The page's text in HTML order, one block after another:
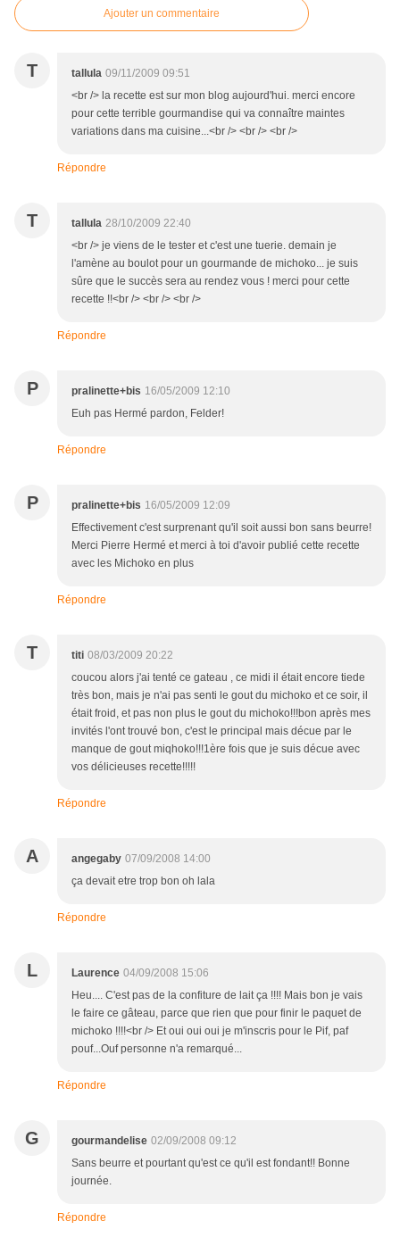
Ajouter un commentaire
T tallula 09/11/2009 09:51
<br /> la recette est sur mon blog aujourd'hui. merci encore
pour cette terrible gourmandise qui va connaître maintes
variations dans ma cuisine...<br /> <br /> <br />
Répondre
T tallula 28/10/2009 22:40
<br /> je viens de le tester et c'est une tuerie. demain je
l'amène au boulot pour un gourmande de michoko... je suis
sûre que le succès sera au rendez vous ! merci pour cette
recette !!<br /> <br /> <br />
Répondre
P pralinette+bis 16/05/2009 12:10
Euh pas Hermé pardon, Felder!
Répondre
P pralinette+bis 16/05/2009 12:09
Effectivement c'est surprenant qu'il soit aussi bon sans beurre!
Merci Pierre Hermé et merci à toi d'avoir publié cette recette
avec les Michoko en plus
Répondre
T titi 08/03/2009 20:22
coucou alors j'ai tenté ce gateau , ce midi il était encore tiede
très bon, mais je n'ai pas senti le gout du michoko et ce soir, il
était froid, et pas non plus le gout du michoko!!!bon après mes
invités l'ont trouvé bon, c'est le principal mais décue par le
manque de gout miqhoko!!!1ère fois que je suis décue avec
vos délicieuses recette!!!!!
Répondre
A angegaby 07/09/2008 14:00
ça devait etre trop bon oh lala
Répondre
L Laurence 04/09/2008 15:06
Heu.... C'est pas de la confiture de lait ça !!!! Mais bon je vais
le faire ce gâteau, parce que rien que pour finir le paquet de
michoko !!!!<br /> Et oui oui oui je m'inscris pour le Pif, paf
pouf...Ouf personne n'a remarqué...
Répondre
G gourmandelise 02/09/2008 09:12
Sans beurre et pourtant qu'est ce qu'il est fondant!! Bonne
journée.
Répondre